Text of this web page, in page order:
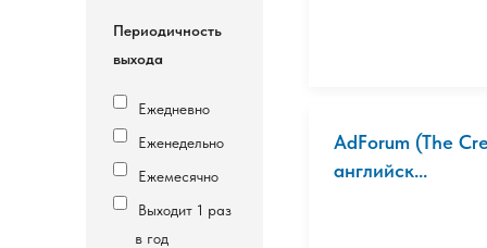
Периодичность
выхода
Ежедневно
Еженедельно
Ежемесячно
Выходит 1 раз
в год
AdForum (The
английск...